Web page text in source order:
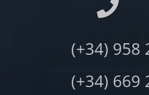
(+34) 958
(+34) 669